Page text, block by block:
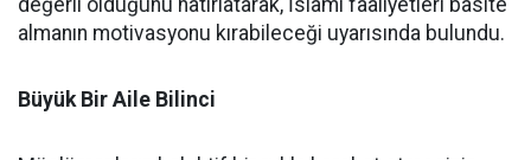
değerli olduğunu hatırlatarak, İslami faaliyetleri basite
almanın motivasyonu kırabileceği uyarısında bulundu.
Büyük Bir Aile Bilinci